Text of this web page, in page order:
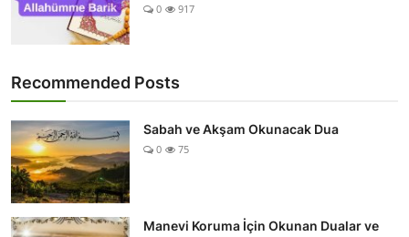
0 917
Recommended Posts
Sabah ve Akşam Okunacak Dua
0 75
Manevi Koruma İçin Okunan Dualar ve